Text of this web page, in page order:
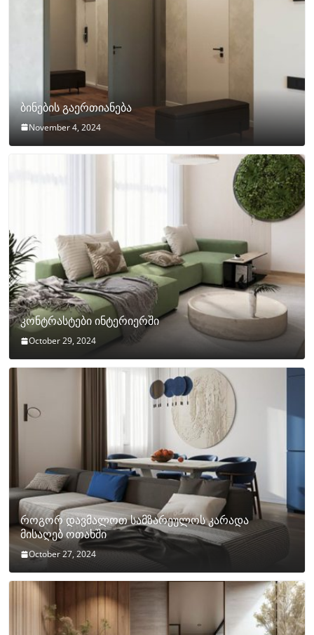
ბინების გაერთიანება
November 4, 2024
კონტრასტები ინტერიერში
October 29, 2024
როგორ დავმალოთ სამზარეულოს კარადა
მისაღებ ოთახში
October 27, 2024